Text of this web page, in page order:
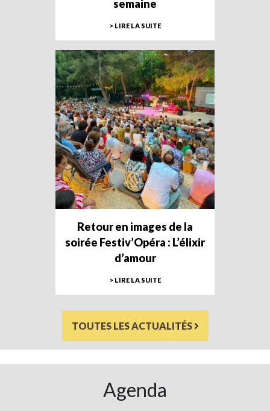
semaine
> LIRE LA SUITE
Retour en images de la
soirée Festiv’Opéra : L’élixir
d’amour
> LIRE LA SUITE
TOUTES LES ACTUALITÉS
Agenda